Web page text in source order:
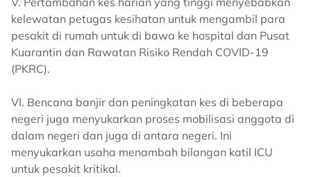
kelewatan petugas kesihatan untuk mengambil para
pesakit di rumah untuk di bawa ke hospital dan Pusat
Kuarantin dan Rawatan Risiko Rendah COVID-19
(PKRC).
VI. Bencana banjir dan peningkatan kes di beberapa
negeri juga menyukarkan proses mobilisasi anggota di
dalam negeri dan juga di antara negeri. Ini
menyukarkan usaha menambah bilangan katil ICU
untuk pesakit kritikal.